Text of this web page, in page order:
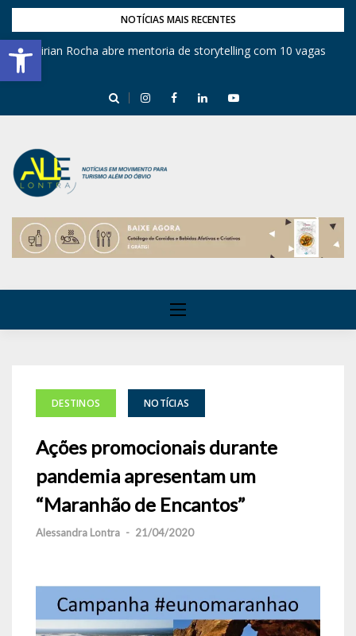
Barra de Ferramentas Aberta
NOTÍCIAS MAIS RECENTES
Mirian Rocha abre mentoria de storytelling com 10 vagas
DESTINOS NOTÍCIAS
Ações promocionais durante
pandemia apresentam um
“Maranhão de Encantos”
Alessandra Lontra - 21/04/2020